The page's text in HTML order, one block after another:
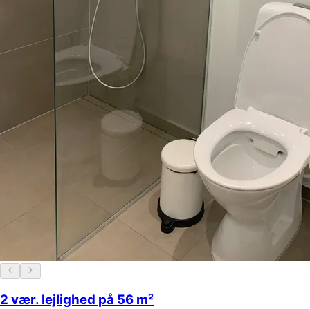
2 vær. lejlighed på 56 m²